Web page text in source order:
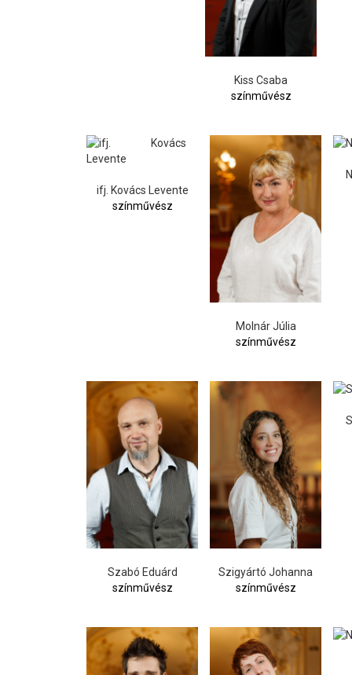
Kiss Csaba
színművész
ifj. Kovács Levente
színművész
Molnár Júlia
színművész
Szabó Eduárd
színművész
Szigyártó Johanna
színművész